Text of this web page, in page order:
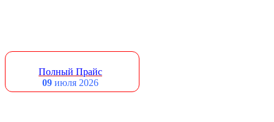
Полный Прайс
09 июля 2026